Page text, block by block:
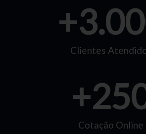
Clientes
+
Cotação Online
+